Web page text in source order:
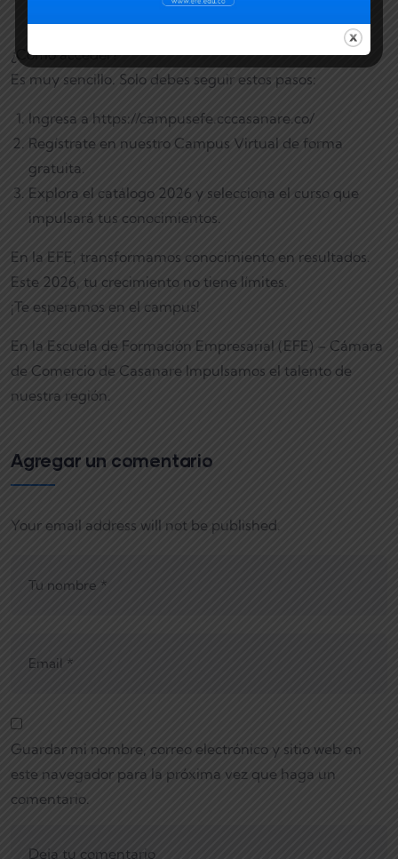
¿Cómo acceder?
Es muy sencillo. Solo debes seguir estos pasos:
Ingresa a https://campusefe.cccasanare.co/
Regístrate en nuestro Campus Virtual de forma
gratuita.
Explora el catálogo 2026 y selecciona el curso que
impulsará tus conocimientos.
En la EFE, transformamos conocimiento en resultados.
Este 2026, tu crecimiento no tiene límites.
¡Te esperamos en el campus!
En la Escuela de Formación Empresarial (EFE) – Cámara
de Comercio de Casanare Impulsamos el talento de
nuestra región.
Agregar un comentario
Your email address will not be published.
Guardar mi nombre, correo electrónico y sitio web en
este navegador para la próxima vez que haga un
comentario.